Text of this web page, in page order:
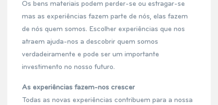
Os bens materiais podem perder-se ou estragar-se
mas as experiências fazem parte de nós, elas fazem
de nós quem somos. Escolher experiências que nos
atraem ajuda-nos a descobrir quem somos
verdadeiramente e pode ser um importante
investimento no nosso futuro.
As experiências fazem-nos crescer
Todas as novas experiências contribuem para a nossa